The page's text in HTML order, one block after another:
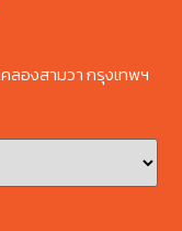
ลองสามวา กรุงเทพฯ